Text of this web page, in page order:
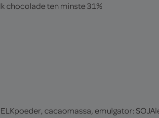
chocolade ten minste 31%
cacaomassa, emulgator: